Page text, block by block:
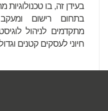
בעידן זה, בו
בתחום רישום
מתקדמים לניהול
חיוני לעסקים קטנים